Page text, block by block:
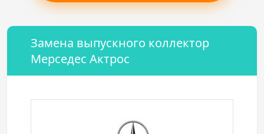
Замена выпускного коллектор
Мерседес Актрос